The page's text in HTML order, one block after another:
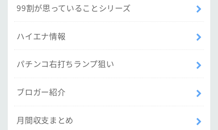
99割が思っていることシリーズ
ハイエナ情報
パチンコ右打ちランプ狙い
ブロガー紹介
月間収支まとめ